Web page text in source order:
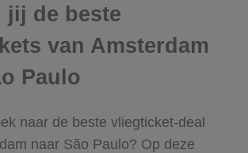
jij de beste
van Amsterdam
Paulo
naar de beste vliegticket-deal
naar São Paulo? Op deze